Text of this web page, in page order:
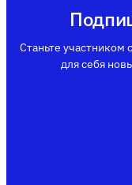
Станьте участником
для себя